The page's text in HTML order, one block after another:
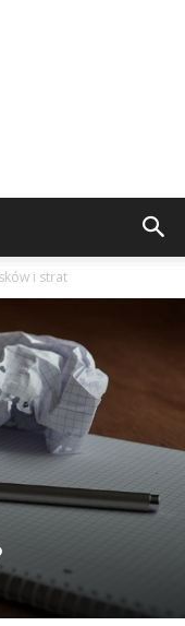
i strat